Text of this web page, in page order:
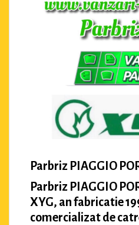
Parbriz PIAGGIO
Parbriz PIAGGIO
XYG, an fabricatie
comercializat de